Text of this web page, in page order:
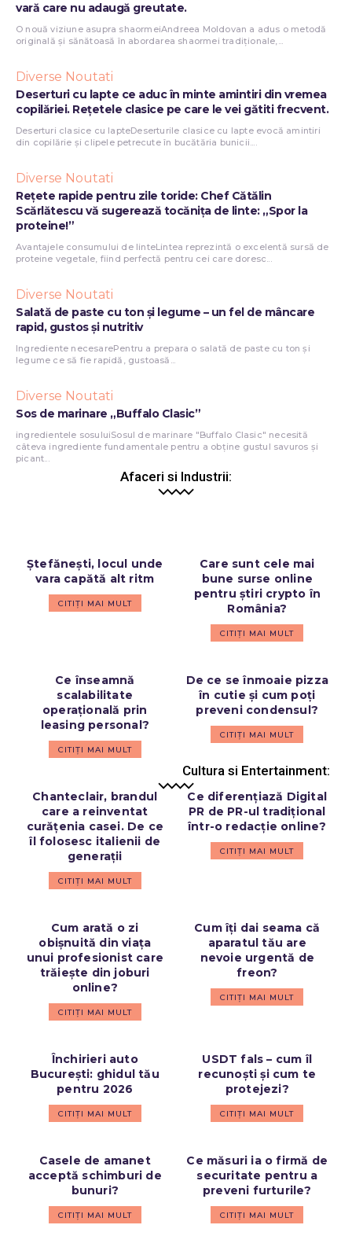
vară care nu adaugă greutate.
O nouă viziune asupra shaormeiAndreea Moldovan a adus o metodă
originală și sănătoasă în abordarea shaormei tradiționale,...
Diverse Noutati
Deserturi cu lapte ce aduc în minte amintiri din vremea
copilăriei. Rețetele clasice pe care le vei gătiti frecvent.
Deserturi clasice cu lapteDeserturile clasice cu lapte evocă amintiri
din copilărie și clipele petrecute în bucătăria bunicii....
Diverse Noutati
Rețete rapide pentru zile toride: Chef Cătălin
Scărlătescu vă sugerează tocănița de linte: „Spor la
proteine!”
Avantajele consumului de linteLintea reprezintă o excelentă sursă de
proteine vegetale, fiind perfectă pentru cei care doresc...
Diverse Noutati
Salată de paste cu ton și legume – un fel de mâncare
rapid, gustos și nutritiv
Ingrediente necesarePentru a prepara o salată de paste cu ton și
legume ce să fie rapidă, gustoasă...
Diverse Noutati
Sos de marinare „Buffalo Clasic”
ingredientele sosuluiSosul de marinare "Buffalo Clasic" necesită
câteva ingrediente fundamentale pentru a obține gustul savuros și
picant...
Afaceri si Industrii:
Ștefănești, locul unde
vara capătă alt ritm
CITIȚI MAI MULT
Care sunt cele mai
bune surse online
pentru știri crypto în
România?
CITIȚI MAI MULT
Ce înseamnă
scalabilitate
operațională prin
leasing personal?
CITIȚI MAI MULT
De ce se înmoaie pizza
în cutie și cum poți
preveni condensul?
CITIȚI MAI MULT
Chanteclair, brandul
care a reinventat
curățenia casei. De ce
îl folosesc italienii de
generații
CITIȚI MAI MULT
Ce diferențiază Digital
PR de PR-ul tradițional
într-o redacție online?
CITIȚI MAI MULT
Cum arată o zi
obișnuită din viața
unui profesionist care
trăiește din joburi
online?
CITIȚI MAI MULT
Cum îți dai seama că
aparatul tău are
nevoie urgentă de
freon?
CITIȚI MAI MULT
Închirieri auto
București: ghidul tău
pentru 2026
CITIȚI MAI MULT
USDT fals – cum îl
recunoști și cum te
protejezi?
CITIȚI MAI MULT
Casele de amanet
acceptă schimburi de
bunuri?
CITIȚI MAI MULT
Ce măsuri ia o firmă de
securitate pentru a
preveni furturile?
CITIȚI MAI MULT
Cultura si Entertainment: